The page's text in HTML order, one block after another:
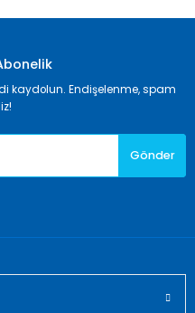
kaydolun. Endişelenme, spam
Gönder